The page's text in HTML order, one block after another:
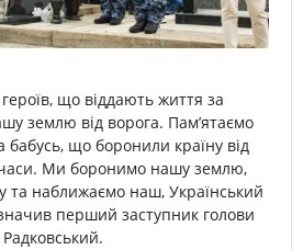
що віддають життя за
землю від ворога. Пам’ятаємо
бабусь, що боронили країну від
часи. Ми боронимо нашу землю,
та наближаємо наш, Український
перший заступник голови